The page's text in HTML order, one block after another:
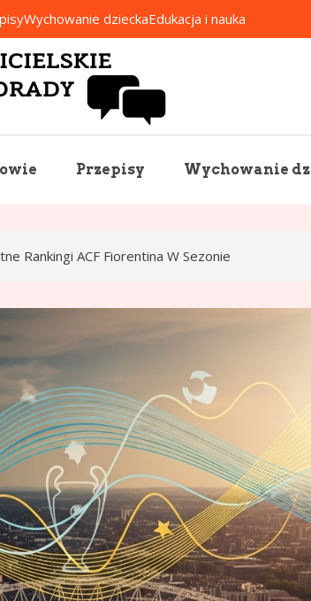
Wychowanie dzieckaEdukacja i nauka
Porady
Przepisy Wychowanie
Rankingi ACF Fiorentina W Sezonie